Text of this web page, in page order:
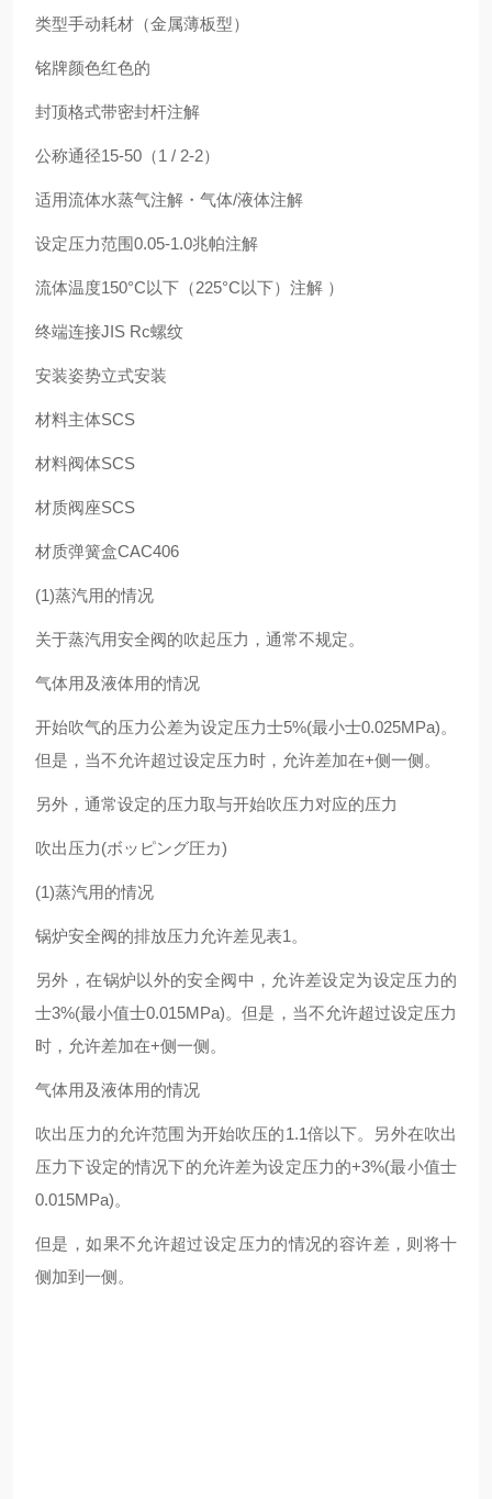
类型手动耗材（金属薄板型）
铭牌颜色红色的
封顶格式带密封杆注解
公称通径15-50（1 / 2-2）
适用流体水蒸气注解・气体/液体注解
设定压力范围0.05-1.0兆帕注解
流体温度150°C以下（225°C以下）注解 ）
终端连接JIS Rc螺纹
安装姿势立式安装
材料主体SCS
材料阀体SCS
材质阀座SCS
材质弹簧盒CAC406
(1)蒸汽用的情况
关于蒸汽用安全阀的吹起压力，通常不规定。
气体用及液体用的情况
开始吹气的压力公差为设定压力士5%(最小士0.025MPa)。
但是，当不允许超过设定压力时，允许差加在+侧一侧。
另外，通常设定的压力取与开始吹压力对应的压力
吹出压力(ボッピング圧カ)
(1)蒸汽用的情况
锅炉安全阀的排放压力允许差见表1。
另外，在锅炉以外的安全阀中，允许差设定为设定压力的
士3%(最小值士0.015MPa)。但是，当不允许超过设定压力
时，允许差加在+侧一侧。
气体用及液体用的情况
吹出压力的允许范围为开始吹压的1.1倍以下。另外在吹出
压力下设定的情况下的允许差为设定压力的+3%(最小值士
0.015MPa)。
但是，如果不允许超过设定压力的情况的容许差，则将十
侧加到一侧。